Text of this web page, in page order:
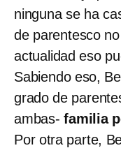
ninguna se ha
de parentesco
actualidad eso
Sabiendo eso,
grado de
ambas-familia
Por otra parte,